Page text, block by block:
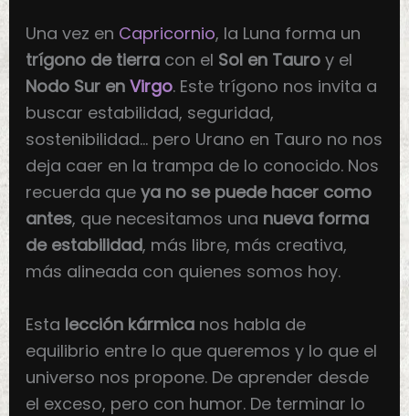
Una vez en Capricornio, la Luna forma un
trígono de tierracon el Sol en Tauroy el
Nodo Sur en Virgo. Este trígono nos invita a
buscar estabilidad, seguridad,
sostenibilidad… pero Urano en Tauro no nos
deja caer en la trampa de lo conocido. Nos
recuerda que ya no se puede hacer como
antes, que necesitamos una nueva forma
de estabilidad, más libre, más creativa,
más alineada con quienes somos hoy.
Esta lección kármicanos habla de
equilibrio entre lo que queremos y lo que el
universo nos propone. De aprender desde
el exceso, pero con humor. De terminar lo